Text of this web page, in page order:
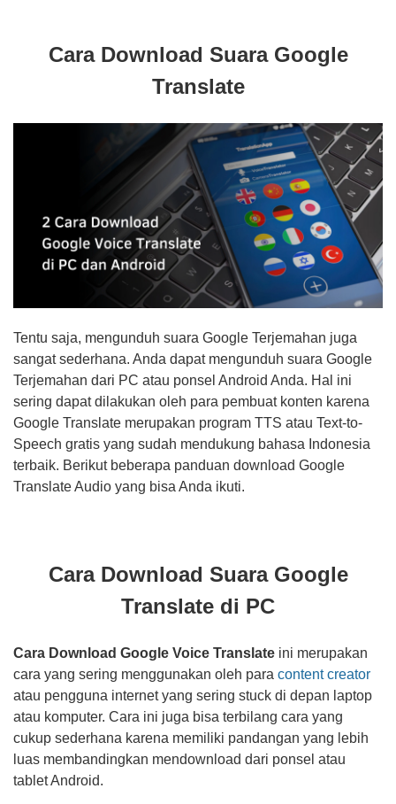
Cara Download Suara Google
Translate
Tentu saja, mengunduh suara Google Terjemahan juga
sangat sederhana. Anda dapat mengunduh suara Google
Terjemahan dari PC atau ponsel Android Anda. Hal ini
sering dapat dilakukan oleh para pembuat konten karena
Google Translate merupakan program TTS atau Text-to-
Speech gratis yang sudah mendukung bahasa Indonesia
terbaik. Berikut beberapa panduan download Google
Translate Audio yang bisa Anda ikuti.
Cara Download Suara Google
Translate di PC
Cara Download Google Voice Translate ini merupakan
cara yang sering menggunakan oleh para content creator
atau pengguna internet yang sering stuck di depan laptop
atau komputer. Cara ini juga bisa terbilang cara yang
cukup sederhana karena memiliki pandangan yang lebih
luas membandingkan mendownload dari ponsel atau
tablet Android.